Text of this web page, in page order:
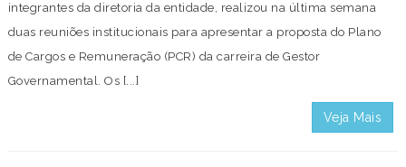
integrantes da diretoria da entidade, realizou na última semana
duas reuniões institucionais para apresentar a proposta do Plano
de Cargos e Remuneração (PCR) da carreira de Gestor
Governamental. Os [...]
Veja Mais